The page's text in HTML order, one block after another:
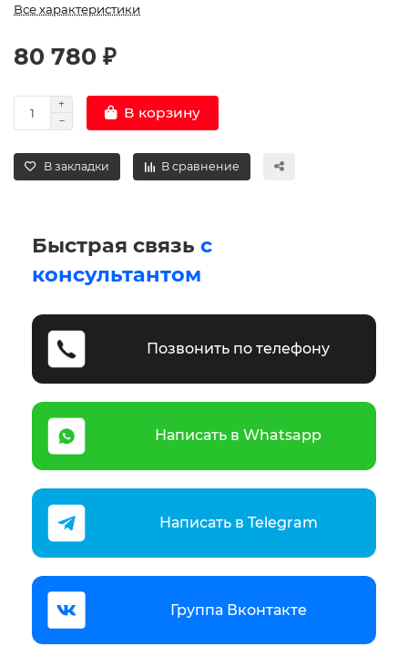
Все характеристики
80 780 ₽
В корзину
В закладки В сравнение
Быстрая связь с
консультантом
Позвонить по телефону
Написать в Whatsapp
Написать в Telegram
Группа Вконтакте